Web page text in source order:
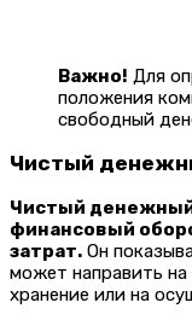
Важно! Для
положения
свободный
Чистый
Чистый
финансовый
затрат. Он
может направить
хранение или на